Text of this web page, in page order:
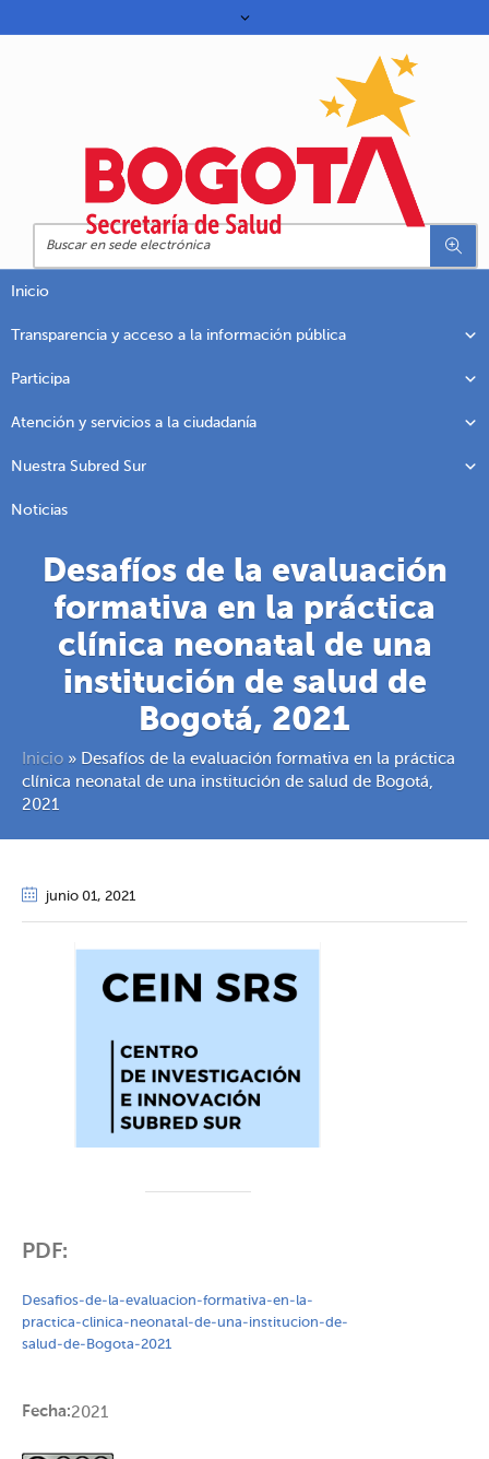
Inicio
Transparencia y acceso a la información pública
Participa
Atención y servicios a la ciudadanía
Nuestra Subred Sur
Noticias
Desafíos de la evaluación
formativa en la práctica
clínica neonatal de una
institución de salud de
Bogotá, 2021
Inicio » Desafíos de la evaluación formativa en la práctica
clínica neonatal de una institución de salud de Bogotá,
2021
junio 01, 2021
PDF:
Desafios-de-la-evaluacion-formativa-en-la-
practica-clinica-neonatal-de-una-institucion-de-
salud-de-Bogota-2021
Fecha:2021